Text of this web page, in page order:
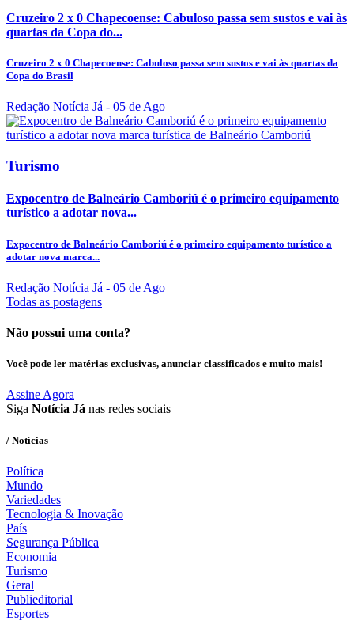
Cruzeiro 2 x 0 Chapecoense: Cabuloso passa sem sustos e vai às
quartas da Copa do...
Cruzeiro 2 x 0 Chapecoense: Cabuloso passa sem sustos e vai às quartas da
Copa do Brasil
Redação Notícia Já - 05 de Ago
Turismo
Expocentro de Balneário Camboriú é o primeiro equipamento
turístico a adotar nova...
Expocentro de Balneário Camboriú é o primeiro equipamento turístico a
adotar nova marca...
Redação Notícia Já - 05 de Ago
Todas as postagens
Não possui uma conta?
Você pode ler matérias exclusivas, anunciar classificados e muito mais!
Assine Agora
Siga Notícia Já nas redes sociais
/ Notícias
Política
Mundo
Variedades
Tecnologia & Inovação
País
Segurança Pública
Economia
Turismo
Geral
Publieditorial
Esportes